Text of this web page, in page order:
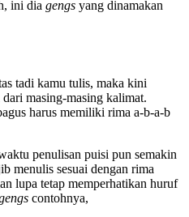
ini dia gengs yang dinamakan
tadi kamu tulis, maka kini
masing-masing kalimat.
harus memiliki rima a-b-a-b
penulisan puisi pun semakin
menulis sesuai dengan rima
lupa tetap memperhatikan huruf
contohnya,